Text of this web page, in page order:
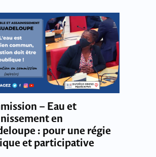
– Eau et
en
: pour une régie
et participative